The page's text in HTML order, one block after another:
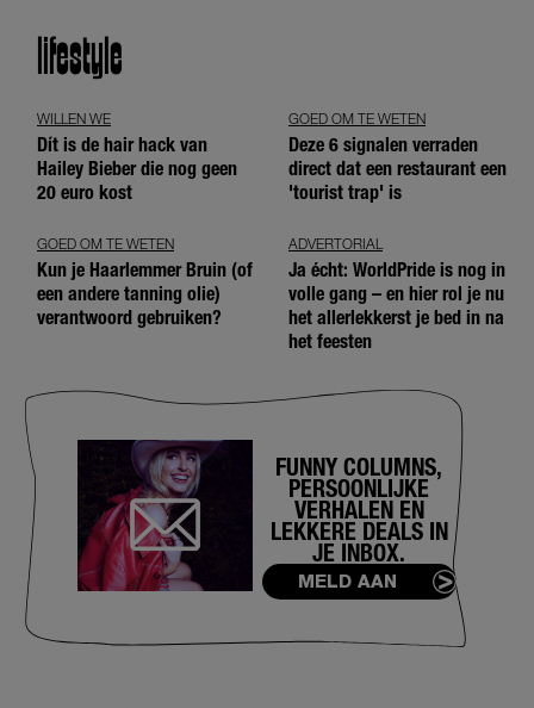
lifestyle
WILLEN WE
Dít is de hair hack van
Hailey Bieber die nog geen
20 euro kost
GOED OM TE WETEN
Deze 6 signalen verraden
direct dat een restaurant een
'tourist trap' is
GOED OM TE WETEN
Kun je Haarlemmer Bruin (of
een andere tanning olie)
verantwoord gebruiken?
ADVERTORIAL
Ja écht: WorldPride is nog in
volle gang – en hier rol je nu
het allerlekkerst je bed in na
het feesten
FUNNY COLUMNS,
PERSOONLIJKE
VERHALEN EN
LEKKERE DEALS IN
JE INBOX.
MELD AAN